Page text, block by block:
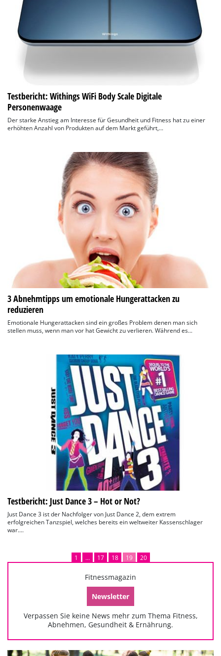
Testbericht: Withings WiFi Body Scale Digitale
Personenwaage
Der starke Anstieg am Interesse für Gesundheit und Fitness hat zu einer
erhöhten Anzahl von Produkten auf dem Markt geführt,...
3 Abnehmtipps um emotionale Hungerattacken zu
reduzieren
Emotionale Hungerattacken sind ein großes Problem denen man sich
stellen muss, wenn man vor hat Gewicht zu verlieren. Während es...
Testbericht: Just Dance 3 – Hot or Not?
Just Dance 3 ist der Nachfolger von Just Dance 2, dem extrem
erfolgreichen Tanzspiel, welches bereits ein weltweiter Kassenschlager
war....
1 … 17 18 19 20
Fitnessmagazin
Newsletter
Verpassen Sie keine News mehr zum Thema Fitness,
Abnehmen, Gesundheit & Ernährung.